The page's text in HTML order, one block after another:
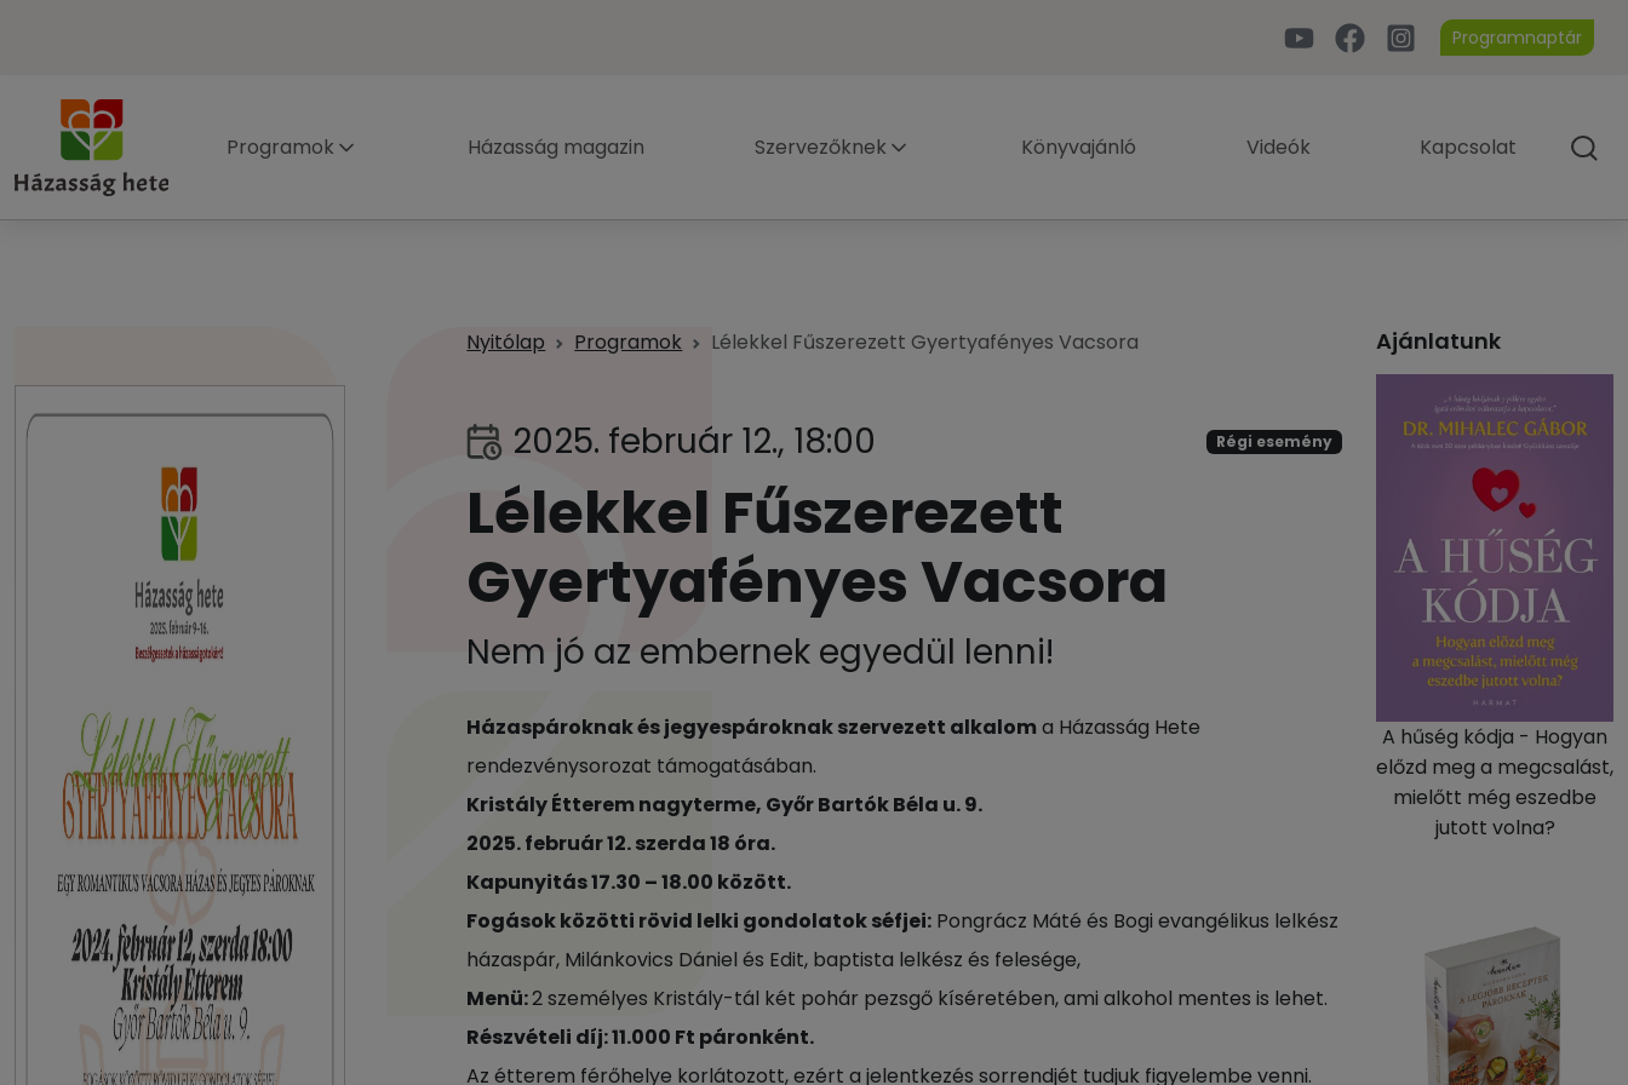
Programnaptár
Programok Házasság magazin Szervezőknek Könyvajánló Videók Kapcsolat
Nyitólap Programok Lélekkel Fűszerezett Gyertyafényes Vacsora
2025. február 12., 18:00 Régi esemény
Lélekkel Fűszerezett
Gyertyafényes Vacsora
Nem jó az embernek egyedül lenni!
Házaspároknak és jegyespároknak szervezett alkaloma Házasság Hete
rendezvénysorozat támogatásában.
Kristály Étterem nagyterme, Győr Bartók Béla u. 9.
2025. február 12. szerda 18 óra.
Kapunyitás 17.30 – 18.00 között.
Fogások közötti rövid lelki gondolatok séfjei: Pongrácz Máté és Bogi evangélikus lelkész
házaspár, Milánkovics Dániel és Edit, baptista lelkész és felesége,
Menü:2 személyes Kristály-tál két pohár pezsgő kíséretében, ami alkohol mentes is lehet.
Részvételi díj: 11.000 Ft páronként.
Az étterem férőhelye korlátozott, ezért a jelentkezés sorrendjét tudjuk figyelembe venni.
Ajánlatunk
A hűség kódja - Hogyan
előzd meg a megcsalást,
mielőtt még eszedbe
jutott volna?